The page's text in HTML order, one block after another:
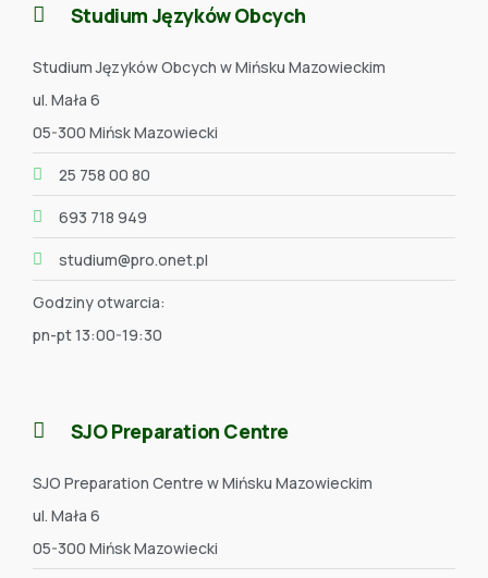
Studium Języków Obcych
Studium Języków Obcych w Mińsku Mazowieckim
ul. Mała 6
05-300 Mińsk Mazowiecki
25 758 00 80
693 718 949
studium@pro.onet.pl
Godziny otwarcia:
pn-pt 13:00-19:30
SJO Preparation Centre
SJO Preparation Centre w Mińsku Mazowieckim
ul. Mała 6
05-300 Mińsk Mazowiecki